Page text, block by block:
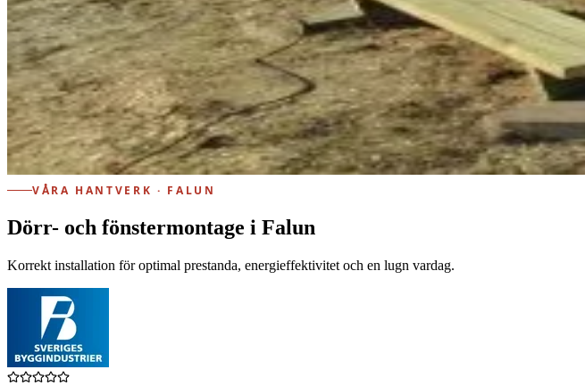
VÅRA HANTVERK · FALUN
Dörr- och fönstermontage i Falun
Korrekt installation för optimal prestanda, energieffektivitet och en lugn vardag.